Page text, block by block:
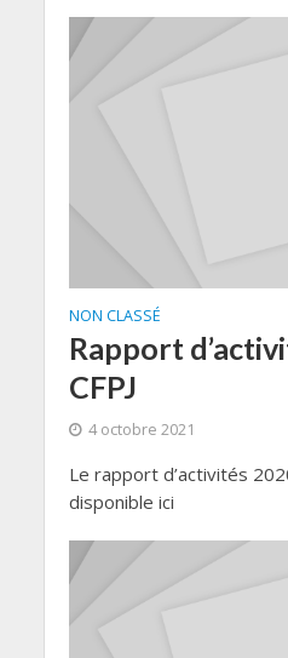
NON CLASSÉ
Rapport
CFPJ
4 octobre 2021
Le rapport d’activités
disponible ici